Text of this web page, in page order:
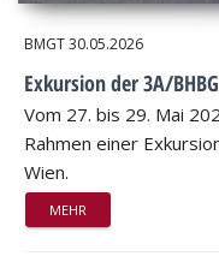
BMGT30.05.2026
Exkursion der 3A/
Vom 27. bis 29. Mai
Rahmen einer
Wien.
MEHR